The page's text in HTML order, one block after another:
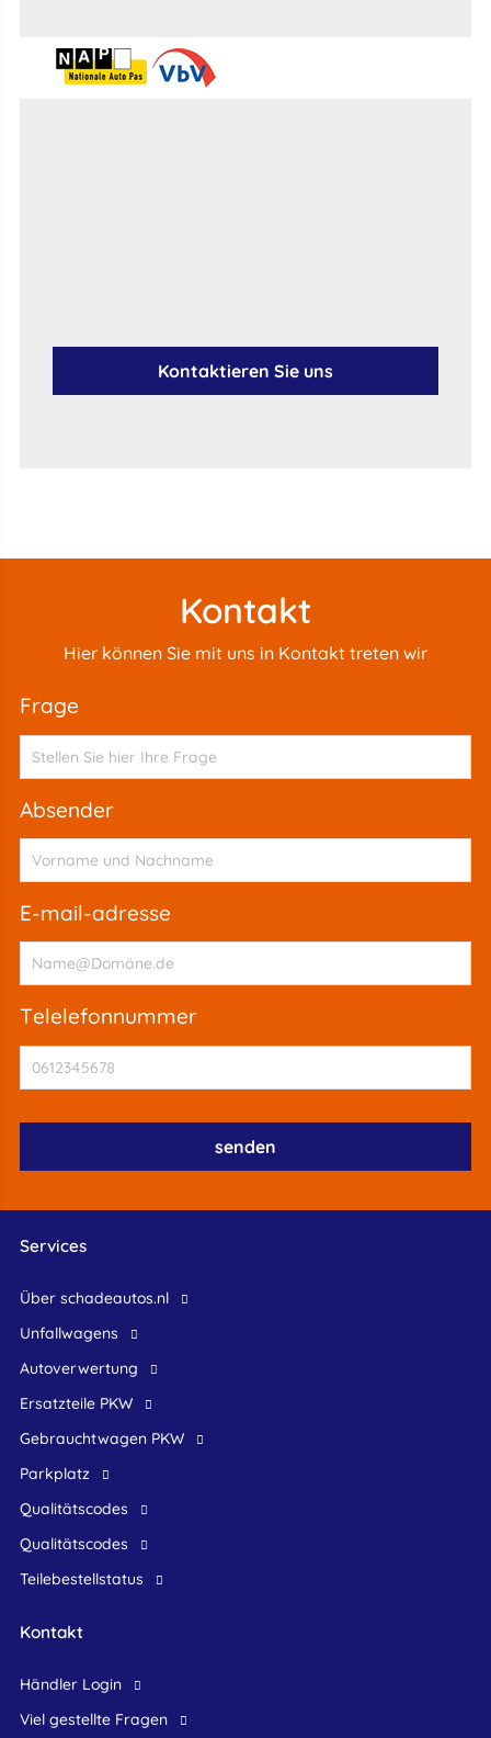
Kontaktieren Sie uns
Kontakt
Hier können Sie mit uns in Kontakt treten wir
frage
absender
e-mail-adresse
telelefonnummer
Services
Über schadeautos.nl
Unfallwagens
Autoverwertung
Ersatzteile PKW
Gebrauchtwagen PKW
Parkplatz
Qualitätscodes
Qualitätscodes
Teilebestellstatus
Kontakt
Händler Login
Viel gestellte Fragen